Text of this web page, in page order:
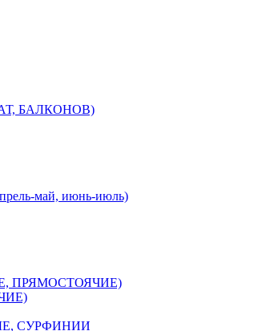
БАЛКОНОВ)
май, июнь-июль)
ПРЯМОСТОЯЧИЕ)
СУРФИНИИ